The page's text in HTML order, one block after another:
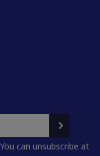
can unsubscribe at